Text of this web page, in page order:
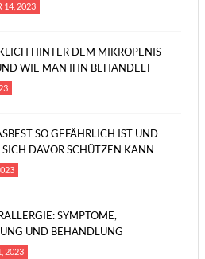
14, 2023
HINTER DEM MIKROPENIS
WIE MAN IHN BEHANDELT
SO GEFÄHRLICH IST UND
DAVOR SCHÜTZEN KANN
SYMPTOME,
UND BEHANDLUNG
2023